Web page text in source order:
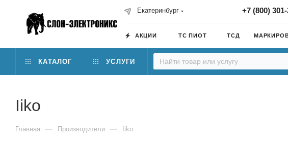
Екатеринбург +7 (800)
АКЦИИ ТС ПИОТ ТСД
КАТАЛОГ УСЛУГИ
Iiko
Главная — Производители — Iiko